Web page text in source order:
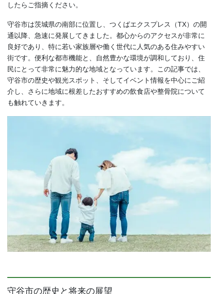
したらご指摘ください。
守谷市は茨城県の南部に位置し、つくばエクスプレス（TX）の開
通以降、急速に発展してきました。都心からのアクセスが非常に
良好であり、特に若い家族層や働く世代に人気のある住みやすい
街です。便利な都市機能と、自然豊かな環境が調和しており、住
民にとって非常に魅力的な地域となっています。この記事では、
守谷市の歴史や観光スポット、そしてイベント情報を中心にご紹
介し、さらに地域に根差したおすすめの飲食店や整骨院について
も触れていきます。
守谷市の歴史と将来の展望